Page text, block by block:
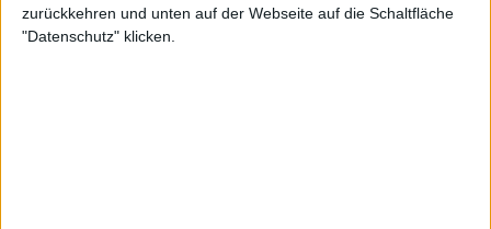
zurückkehren und unten auf der Webseite auf die Schaltfläche
"Datenschutz" klicken.
zwar noch immer als stark, aber nicht mehr als so
überragend empfinde. Und im Vorfeld von „Old Morning’s